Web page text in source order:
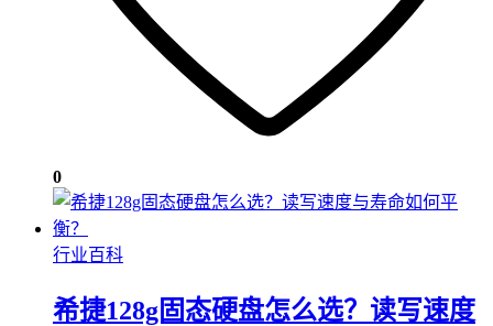
0
行业百科
希捷128g固态硬盘怎么选？读写速度